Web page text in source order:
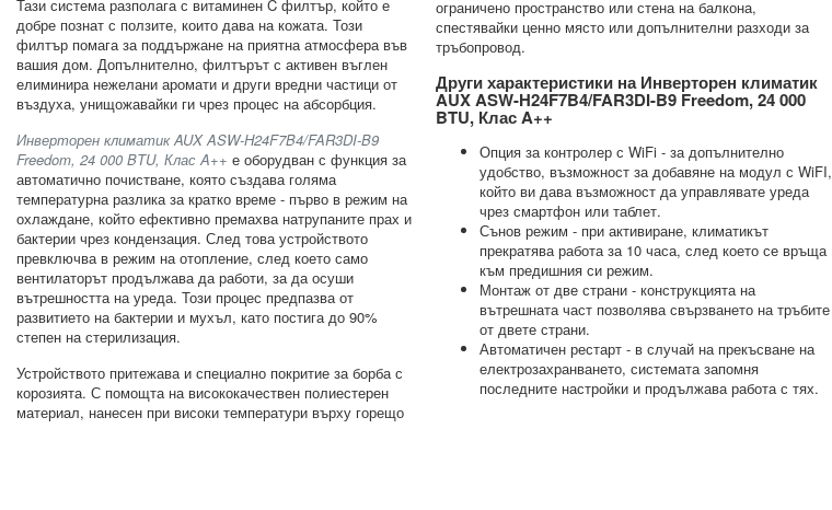
Тази система разполага с витаминен C филтър, който е
добре познат с ползите, които дава на кожата. Този
филтър помага за поддържане на приятна атмосфера във
вашия дом. Допълнително, филтърът с активен въглен
елиминира нежелани аромати и други вредни частици от
въздуха, унищожавайки ги чрез процес на абсорбция.
Инверторен климатик AUX ASW-H24F7B4/FAR3DI-B9
Freedom, 24 000 BTU, Клас A++ е оборудван с функция за
автоматично почистване, която създава голяма
температурна разлика за кратко време - първо в режим на
охлаждане, който ефективно премахва натрупаните прах и
бактерии чрез кондензация. След това устройството
превключва в режим на отопление, след което само
вентилаторът продължава да работи, за да осуши
вътрешността на уреда. Този процес предпазва от
развитието на бактерии и мухъл, като постига до 90%
степен на стерилизация.
Устройството притежава и специално покритие за борба с
корозията. С помощта на висококачествен полиестерен
материал, нанесен при високи температури върху горещо
ограничено пространство или стена на балкона,
спестявайки ценно място или допълнителни разходи за
тръбопровод.
Други характеристики на Инверторен климатик
AUX ASW-H24F7B4/FAR3DI-B9 Freedom, 24 000
BTU, Клас A++
Опция за контролер с WiFi - за допълнително
удобство, възможност за добавяне на модул с WiFI,
който ви дава възможност да управлявате уреда
чрез смартфон или таблет.
Сънов режим - при активиране, климатикът
прекратява работа за 10 часа, след което се връща
към предишния си режим.
Монтаж от две страни - конструкцията на
вътрешната част позволява свързването на тръбите
от двете страни.
Автоматичен рестарт - в случай на прекъсване на
електрозахранването, системата запомня
последните настройки и продължава работа с тях.